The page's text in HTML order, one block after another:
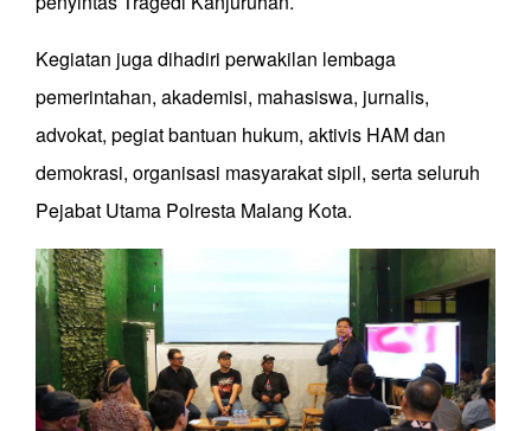
Kegiatan juga dihadiri perwakilan lembaga
pemerintahan, akademisi, mahasiswa, jurnalis,
advokat, pegiat bantuan hukum, aktivis HAM dan
demokrasi, organisasi masyarakat sipil, serta seluruh
Pejabat Utama Polresta Malang Kota.